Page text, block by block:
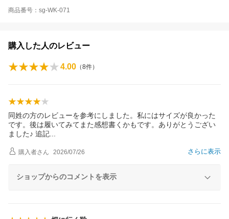
商品番号：sg-WK-071
購入した人のレビュー
4.00 （8件）
同姓の方のレビューを参考にしました。私にはサイズが良かった
です。後は履いてみてまた感想書くかもです。ありがとうござい
ました♪ 追記
さらに表示
購入者さん 2026/07/26
ショップからのコメントを表示